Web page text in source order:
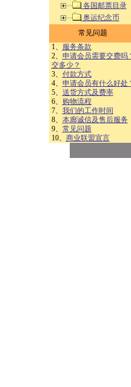
各国邮票目录
奥运纪念币
常见问题
1、
服务条款
2、 申请会员需要交费吗
交多少？
3、 付款方式
4、 申请会员有什么好处
5、 送货方式及费率
6、
购物流程
7、 我们的工作时间
8、 本廊诚信及售后服务
9、 常见问题
10、 商业联盟宣言